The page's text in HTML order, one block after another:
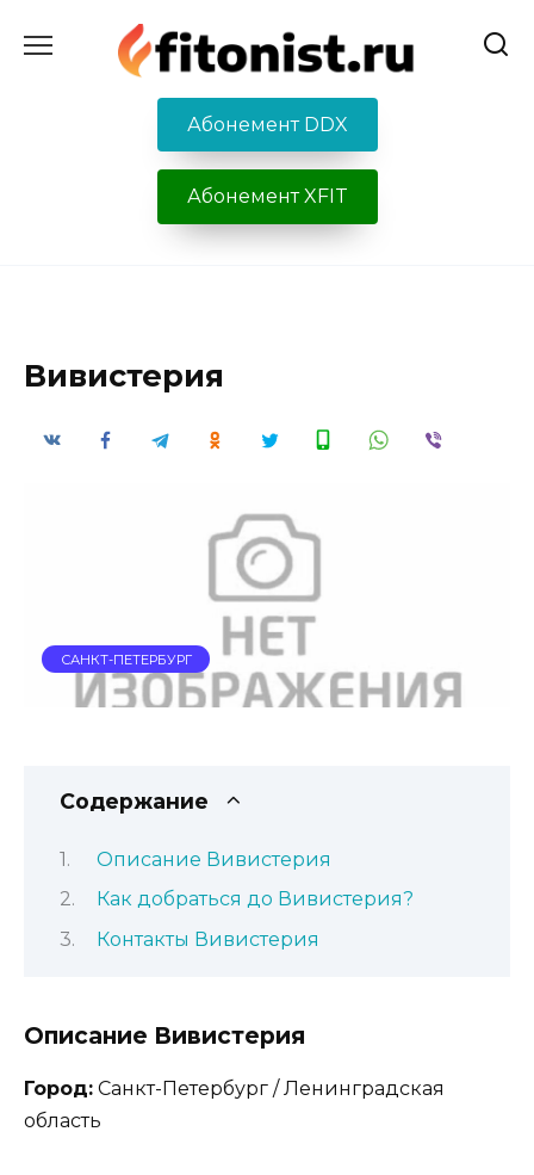
содержанию
Абонемент DDX
Абонемент XFIT
Вивистерия
САНКТ-ПЕТЕРБУРГ
Содержание
Описание Вивистерия
Как добраться до Вивистерия?
Контакты Вивистерия
Описание Вивистерия
Город: Санкт-Петербург / Ленинградская
область